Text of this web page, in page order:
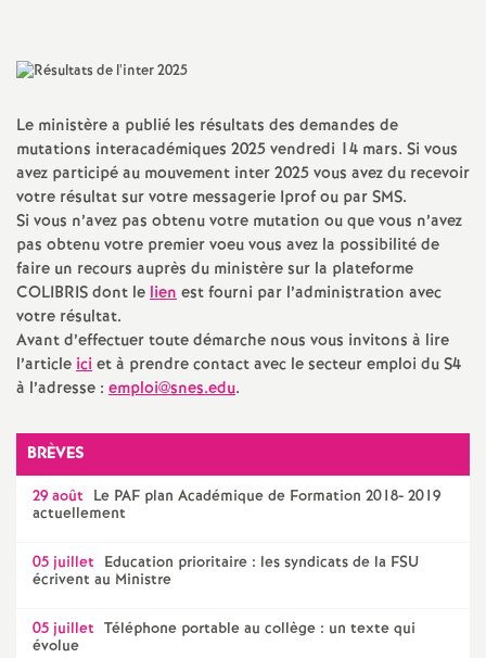
a
t
i
o
n
l
d
e
s
Le ministère a publié les résultats des demandes de
mutations interacadémiques 2025 vendredi 14 mars. Si vous
avez participé au mouvement inter 2025 vous avez du recevoir
votre résultat sur votre messagerie Iprof ou parSMS.
Si vous n’avez pas obtenu votre mutation ou que vous n’avez
pas obtenu votre premier voeu vous avez la possibilité de
faire un recours auprès du ministère sur la plateforme
COLIBRISdont lelienest fourni par l’administration avec
votre résultat.
Avant d’effectuer toute démarche nous vous invitons à lire
l’articleiciet à prendre contact avec le secteur emploi du S4
à l’adresse : emploi@snes.edu.
BRÈVES
29 août Le PAF plan Académique de Formation 2018- 2019
actuellement
05 juillet Education prioritaire : les syndicats de la FSU
écrivent au Ministre
05 juillet Téléphone portable au collège : un texte qui
évolue